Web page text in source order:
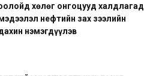
хөлөг онгоцууд халдлагад
нефтийн зах зээлийн
нэмэгдүүлэв